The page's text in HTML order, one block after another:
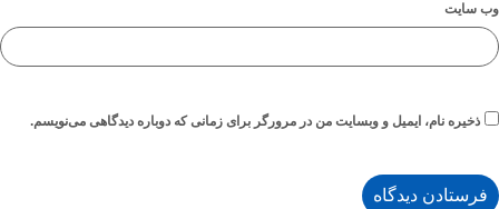
نام، ایمیل و وبسایت من در مرورگر برای زمانی که دوباره دیدگاهی می‌نویسم.